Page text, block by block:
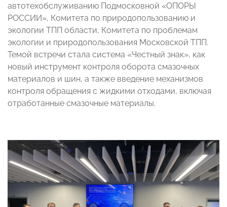
автотехобслуживанию Подмосковной «ОПОРЫ
РОССИИ», Комитета по природопользованию и
экологии ТПП области, Комитета по проблемам
экологии и природопользования Московской ТПП.
Темой встречи стала система «Честный знак», как
новый инструмент контроля оборота смазочных
материалов и шин, а также введение механизмов
контроля обращения с жидкими отходами, включая
отработанные смазочные материалы.